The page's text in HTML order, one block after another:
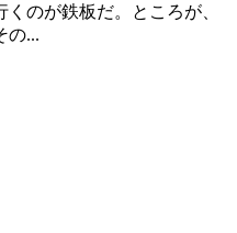
のが鉄板だ。ところが、
の...